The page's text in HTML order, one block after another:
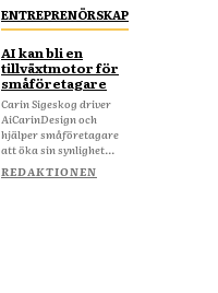
ENTREPRENÖRSKAP
AI kan bli en
tillväxtmotor för
småföretagare
Carin Sigeskog driver
AiCarinDesign och
hjälper småföretagare
att öka sin synlighet...
REDAKTIONEN